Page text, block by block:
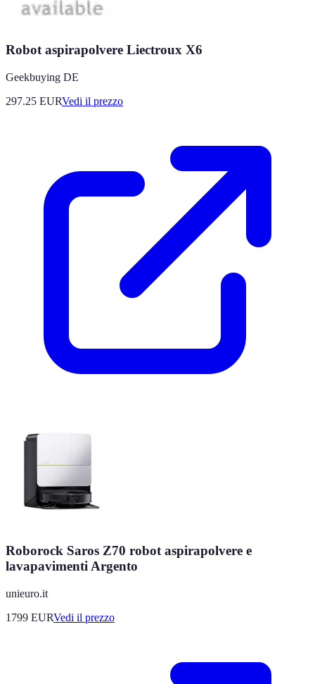
Robot aspirapolvere Liectroux X6
Geekbuying DE
297.25 EURVedi il prezzo
Roborock Saros Z70 robot aspirapolvere e
lavapavimenti Argento
unieuro.it
1799 EURVedi il prezzo